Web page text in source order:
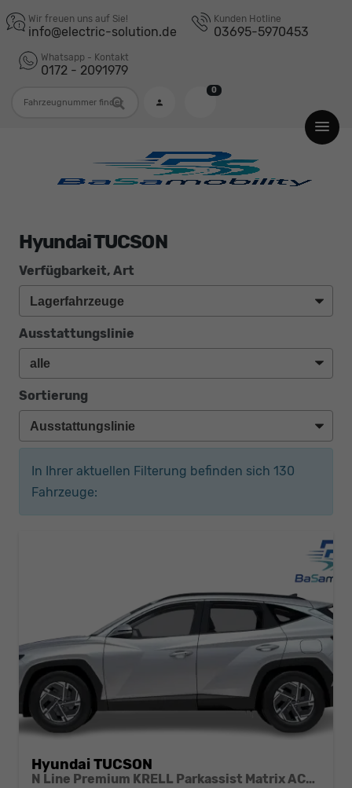
Wir freuen uns auf Sie!
info@electric-solution.de
Kunden Hotline
03695-5970453
Whatsapp - Kontakt
0172 - 2091979
0
Hyundai TUCSON
Verfügbarkeit, Art
Ausstattungslinie
Sortierung
In Ihrer aktuellen Filterung befinden sich 130
Fahrzeuge:
Hyundai TUCSON
N Line Premium KRELL Parkassist Matrix ACC El.Heck